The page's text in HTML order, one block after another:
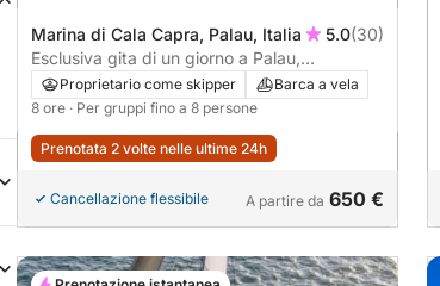
Marina di Cala Capra, Palau, Italia 5.0(30)
Esclusiva gita di un giorno a Palau,
nell'arcipelago della Maddalena.
Proprietario come skipper
Barca a vela
8 ore · Per gruppi fino a 8 persone
Prenotata 2 volte nelle ultime 24h
Cancellazione flessibile A partire da 650 €